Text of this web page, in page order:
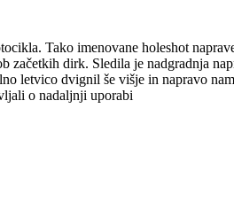
Tako imenovane holeshot
dirk. Sledila je nadgradnja
letvico dvignil še višje in napravo
o nadaljnji uporabi